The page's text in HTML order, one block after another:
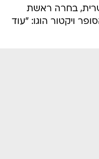
בחרה ראשת
ויקטור הוגו: "עוד